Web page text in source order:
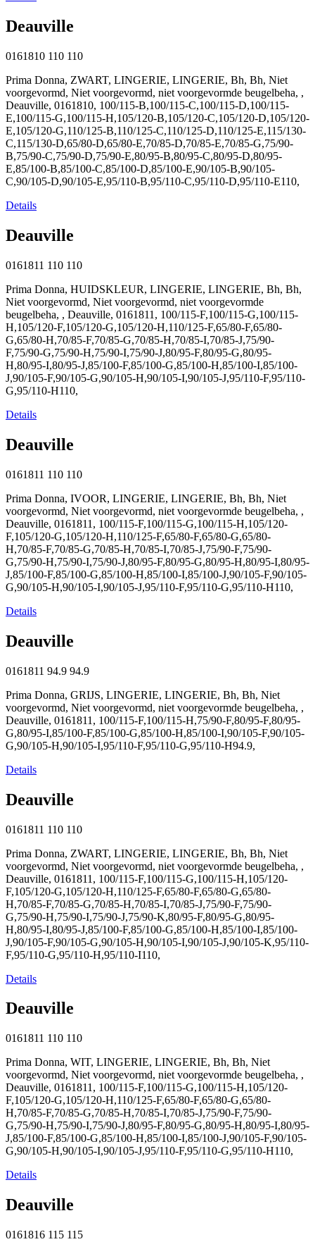
Deauville
0161810 110 110
Prima Donna, ZWART, LINGERIE, LINGERIE, Bh, Bh, Niet
voorgevormd, Niet voorgevormd, niet voorgevormde beugelbeha, ,
Deauville, 0161810, 100/115-B,100/115-C,100/115-D,100/115-
E,100/115-G,100/115-H,105/120-B,105/120-C,105/120-D,105/120-
E,105/120-G,110/125-B,110/125-C,110/125-D,110/125-E,115/130-
C,115/130-D,65/80-D,65/80-E,70/85-D,70/85-E,70/85-G,75/90-
B,75/90-C,75/90-D,75/90-E,80/95-B,80/95-C,80/95-D,80/95-
E,85/100-B,85/100-C,85/100-D,85/100-E,90/105-B,90/105-
C,90/105-D,90/105-E,95/110-B,95/110-C,95/110-D,95/110-E110,
Details
Deauville
0161811 110 110
Prima Donna, HUIDSKLEUR, LINGERIE, LINGERIE, Bh, Bh,
Niet voorgevormd, Niet voorgevormd, niet voorgevormde
beugelbeha, , Deauville, 0161811, 100/115-F,100/115-G,100/115-
H,105/120-F,105/120-G,105/120-H,110/125-F,65/80-F,65/80-
G,65/80-H,70/85-F,70/85-G,70/85-H,70/85-I,70/85-J,75/90-
F,75/90-G,75/90-H,75/90-I,75/90-J,80/95-F,80/95-G,80/95-
H,80/95-I,80/95-J,85/100-F,85/100-G,85/100-H,85/100-I,85/100-
J,90/105-F,90/105-G,90/105-H,90/105-I,90/105-J,95/110-F,95/110-
G,95/110-H110,
Details
Deauville
0161811 110 110
Prima Donna, IVOOR, LINGERIE, LINGERIE, Bh, Bh, Niet
voorgevormd, Niet voorgevormd, niet voorgevormde beugelbeha, ,
Deauville, 0161811, 100/115-F,100/115-G,100/115-H,105/120-
F,105/120-G,105/120-H,110/125-F,65/80-F,65/80-G,65/80-
H,70/85-F,70/85-G,70/85-H,70/85-I,70/85-J,75/90-F,75/90-
G,75/90-H,75/90-I,75/90-J,80/95-F,80/95-G,80/95-H,80/95-I,80/95-
J,85/100-F,85/100-G,85/100-H,85/100-I,85/100-J,90/105-F,90/105-
G,90/105-H,90/105-I,90/105-J,95/110-F,95/110-G,95/110-H110,
Details
Deauville
0161811 94.9 94.9
Prima Donna, GRIJS, LINGERIE, LINGERIE, Bh, Bh, Niet
voorgevormd, Niet voorgevormd, niet voorgevormde beugelbeha, ,
Deauville, 0161811, 100/115-F,100/115-H,75/90-F,80/95-F,80/95-
G,80/95-I,85/100-F,85/100-G,85/100-H,85/100-I,90/105-F,90/105-
G,90/105-H,90/105-I,95/110-F,95/110-G,95/110-H94.9,
Details
Deauville
0161811 110 110
Prima Donna, ZWART, LINGERIE, LINGERIE, Bh, Bh, Niet
voorgevormd, Niet voorgevormd, niet voorgevormde beugelbeha, ,
Deauville, 0161811, 100/115-F,100/115-G,100/115-H,105/120-
F,105/120-G,105/120-H,110/125-F,65/80-F,65/80-G,65/80-
H,70/85-F,70/85-G,70/85-H,70/85-I,70/85-J,75/90-F,75/90-
G,75/90-H,75/90-I,75/90-J,75/90-K,80/95-F,80/95-G,80/95-
H,80/95-I,80/95-J,85/100-F,85/100-G,85/100-H,85/100-I,85/100-
J,90/105-F,90/105-G,90/105-H,90/105-I,90/105-J,90/105-K,95/110-
F,95/110-G,95/110-H,95/110-I110,
Details
Deauville
0161811 110 110
Prima Donna, WIT, LINGERIE, LINGERIE, Bh, Bh, Niet
voorgevormd, Niet voorgevormd, niet voorgevormde beugelbeha, ,
Deauville, 0161811, 100/115-F,100/115-G,100/115-H,105/120-
F,105/120-G,105/120-H,110/125-F,65/80-F,65/80-G,65/80-
H,70/85-F,70/85-G,70/85-H,70/85-I,70/85-J,75/90-F,75/90-
G,75/90-H,75/90-I,75/90-J,80/95-F,80/95-G,80/95-H,80/95-I,80/95-
J,85/100-F,85/100-G,85/100-H,85/100-I,85/100-J,90/105-F,90/105-
G,90/105-H,90/105-I,90/105-J,95/110-F,95/110-G,95/110-H110,
Details
Deauville
0161816 115 115